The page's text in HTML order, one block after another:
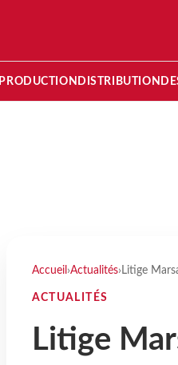
PRODUCTION DISTRIBUTION
Accueil ›Actualités› Litige
ACTUALITÉS
Litige